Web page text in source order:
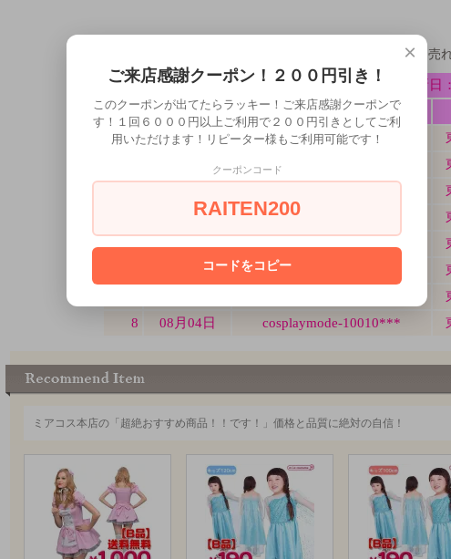
ミアコスの販売状況最新版！毎日どんどん売
ミアコス本店の「超絶おすすめ商品！！です！」価格と品質に絶対の自信！
×
ご来店感謝クーポン！２００円引き！
このクーポンが出てたらラッキー！ご来店感謝クーポンで
す！１回６０００円以上ご利用で２００円引きとしてご利
用いただけます！リピーター様もご利用可能です！
クーポンコード
RAITEN200
コードをコピー